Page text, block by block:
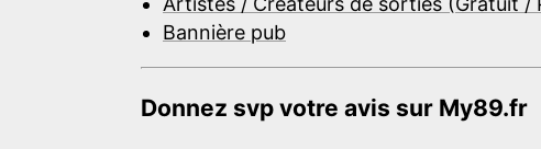
Bannière pub
Donnez svp votre avis sur My89.fr